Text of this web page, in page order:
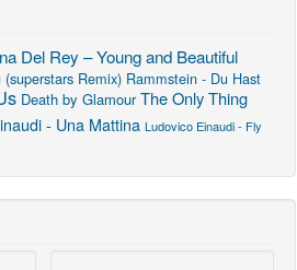
Del Rey – Young and Beautiful
Remix) Rammstein - Du Hast
Death by Glamour The Only Thing
- Una Mattina Ludovico Einaudi - Fly